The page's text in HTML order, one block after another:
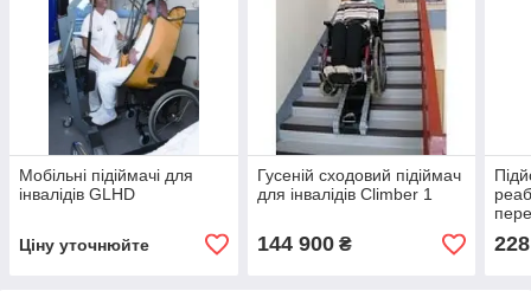
Мобільні підіймачі для
інвалідів GLHD
Ціну уточнюйте
Гусеній сходовий підіймач
для інвалідів Climber 1
144 900₴